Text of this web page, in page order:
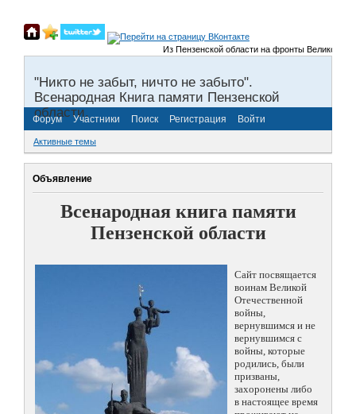
Из Пензенской области на фронты Великой
"Никто не забыт, ничто не забыто".
Всенародная Книга памяти Пензенской
области.
Форум Участники Поиск Регистрация Войти
Активные темы
Объявление
Всенародная книга памяти
Пензенской области
Сайт посвящается
воинам Великой
Отечественной
войны,
вернувшимся и не
вернувшимся с
войны, которые
родились, были
призваны,
захоронены либо
в настоящее время